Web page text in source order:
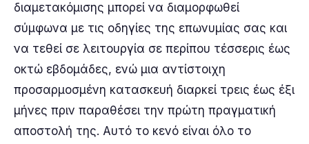
διαμετακόμισης μπορεί να διαμορφωθεί
σύμφωνα με τις οδηγίες της επωνυμίας σας και
να τεθεί σε λειτουργία σε περίπου τέσσερις έως
οκτώ εβδομάδες, ενώ μια αντίστοιχη
προσαρμοσμένη κατασκευή διαρκεί τρεις έως έξι
μήνες πριν παραθέσει την πρώτη πραγματική
αποστολή της. Αυτό το κενό είναι όλο το